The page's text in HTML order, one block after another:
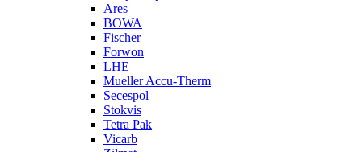
Ares
BOWA
Fischer
Forwon
LHE
Mueller Accu-Therm
Secespol
Stokvis
Tetra Pak
Vicarb